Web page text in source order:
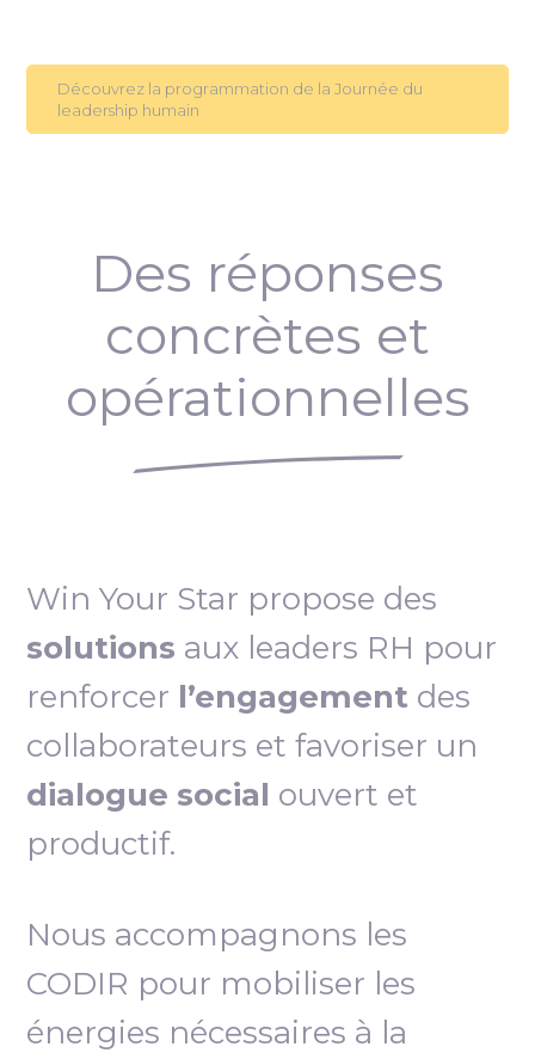
Découvrez la programmation de la Journée du
leadership humain
Des réponses
concrètes et
opérationnelles
Win Your Star propose des
solutions aux leaders RH pour
renforcer l’engagement des
collaborateurs et favoriser un
dialogue social ouvert et
productif.
Nous accompagnons les
CODIR pour mobiliser les
énergies nécessaires à la